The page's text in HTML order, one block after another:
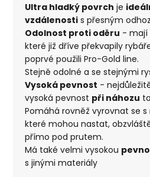
Ultra hladký povrch je
vzdálenosti s přesným
Odolnost proti oděru - mají
které již dříve překvapily
poprvé použili Pro-Gold line.
Stejně odolné a se stejnými
Vysoká pevnost -
vysoká pevnost při náhozu
Pomáhá rovněž vyrovnat se
které mohou nastat,
přímo pod prutem.
Má také velmi vysokou
s jinými materiály